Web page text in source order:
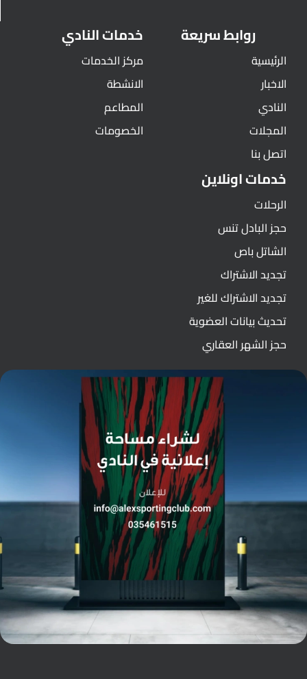
روابط سريعة
الرئيسية
الاخبار
النادي
المجلات
اتصل بنا
خدمات النادي
مركز الخدمات
الانشطة
المطاعم
الخصومات
خدمات اونلاين
الرحلات
حجز البادل تنس
الشاتل باص
تجديد الاشتراك
تجديد الاشتراك للغير
تحديث بيانات العضوية
حجز الشهر العقاري